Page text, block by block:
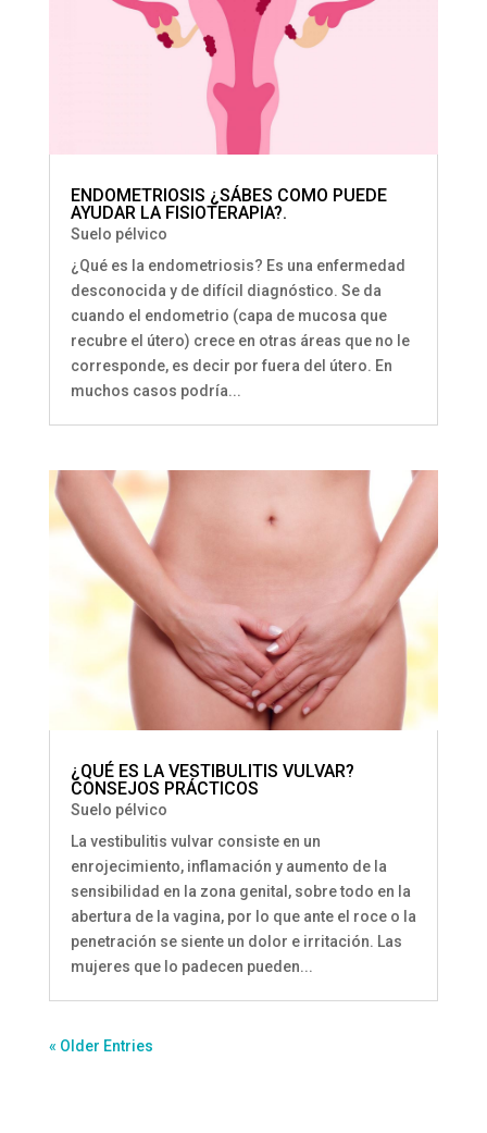
ENDOMETRIOSIS ¿SÁBES COMO PUEDE
AYUDAR LA FISIOTERAPIA?.
Suelo pélvico
¿Qué es la endometriosis? Es una enfermedad
desconocida y de difícil diagnóstico. Se da
cuando el endometrio (capa de mucosa que
recubre el útero) crece en otras áreas que no le
corresponde, es decir por fuera del útero. En
muchos casos podría...
¿QUÉ ES LA VESTIBULITIS VULVAR?
CONSEJOS PRÁCTICOS
Suelo pélvico
La vestibulitis vulvar consiste en un
enrojecimiento, inflamación y aumento de la
sensibilidad en la zona genital, sobre todo en la
abertura de la vagina, por lo que ante el roce o la
penetración se siente un dolor e irritación. Las
mujeres que lo padecen pueden...
« Older Entries